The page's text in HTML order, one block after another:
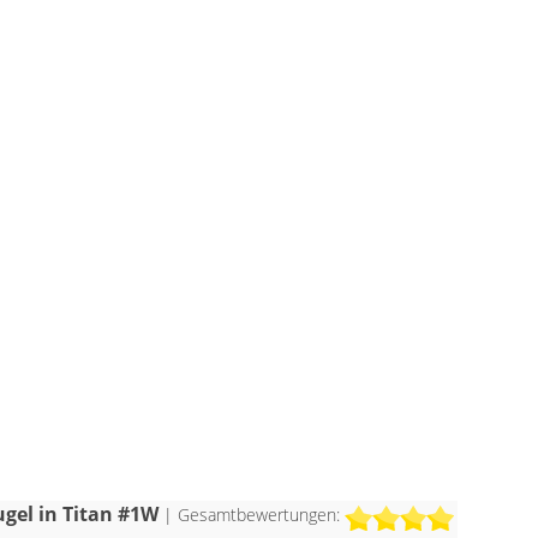
in Titan #1W| Gesamtbewertungen: